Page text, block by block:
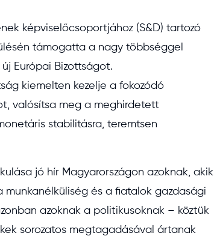
képviselőcsoportjához (S&D) tartozó
támogatta a nagy többséggel
Európai Bizottságot.
kiemelten kezelje a fokozódó
valósítsa meg a meghirdetett
stabilitásra, teremtsen
jó hír Magyarországon azoknak, akik
munkanélküliség és a fiatalok gazdasági
azoknak a politikusoknak – köztük
sorozatos megtagadásával ártanak